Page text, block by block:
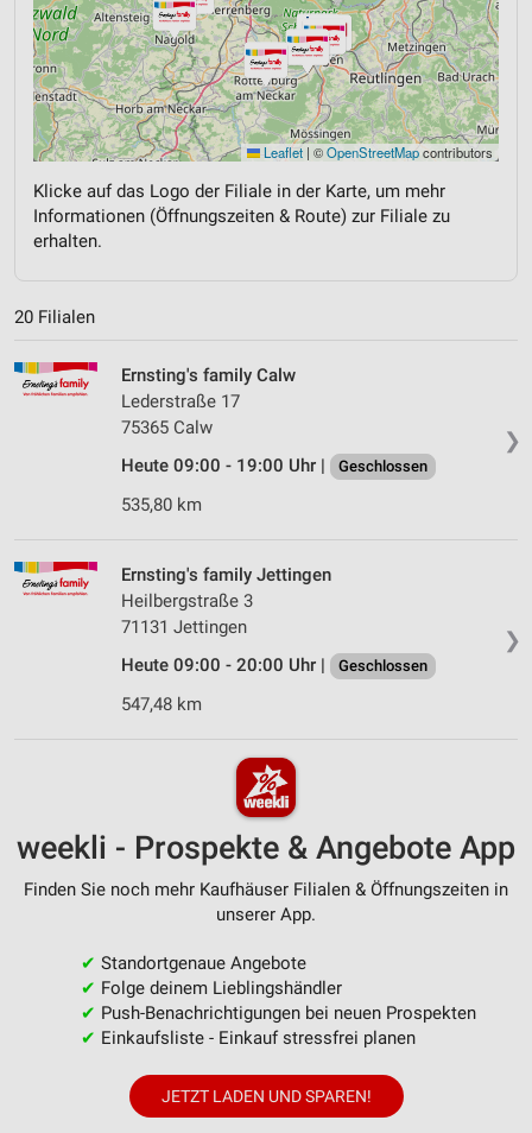
Leaflet | ©OpenStreetMapcontributors
Klicke auf das Logo der Filiale in der Karte, um mehr
Informationen (Öffnungszeiten & Route) zur Filiale zu
erhalten.
20 Filialen
❯
Ernsting's family Calw
Lederstraße 17
75365 Calw
Heute 09:00 - 19:00 Uhr |
Geschlossen
535,80 km
❯
Ernsting's family Jettingen
Heilbergstraße 3
71131 Jettingen
Heute 09:00 - 20:00 Uhr |
Geschlossen
547,48 km
weekli - Prospekte & Angebote App
Finden Sie noch mehr Kaufhäuser Filialen & Öffnungszeiten in
unserer App.
✔ Standortgenaue Angebote
✔ Folge deinem Lieblingshändler
✔ Push-Benachrichtigungen bei neuen Prospekten
✔ Einkaufsliste - Einkauf stressfrei planen
JETZT LADEN UND SPAREN!